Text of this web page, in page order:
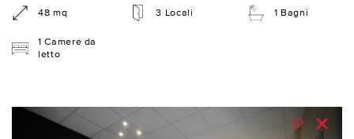
48 mq 3 Locali 1 Bagni
1 Camere da
letto